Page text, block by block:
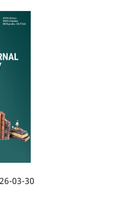
03-30